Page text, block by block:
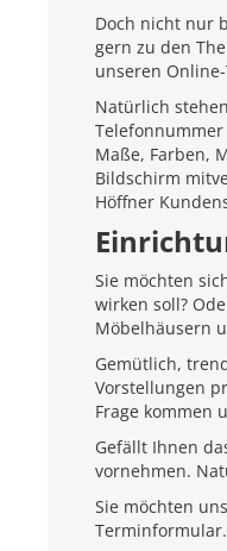
Doch nicht nur
gern zu den
unseren
Natürlich
Maße, Farben,
Bildschirm
Höffner
Sie möchten
wirken soll?
Möbelhäusern
Gemütlich,
Vorstellungen
Frage kommen
Gefällt Ihnen
vornehmen.
Sie möchten
Terminformular.